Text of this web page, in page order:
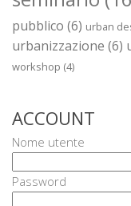
pubblico (6) urban
urbanizzazione (6)
workshop (4)
ACCOUNT
Nome utente
Password